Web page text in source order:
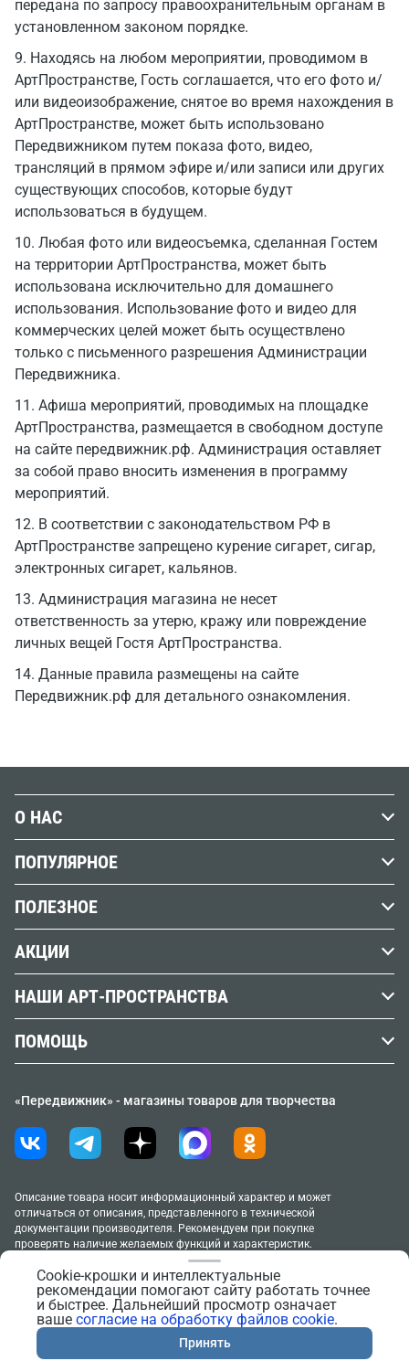
передана по запросу правоохранительным органам в
установленном законом порядке.
9. Находясь на любом мероприятии, проводимом в
АртПространстве, Гость соглашается, что его фото и/
или видеоизображение, снятое во время нахождения в
АртПространстве, может быть использовано
Передвижником путем показа фото, видео,
трансляций в прямом эфире и/или записи или других
существующих способов, которые будут
использоваться в будущем.
10. Любая фото или видеосъемка, сделанная Гостем
на территории АртПространства, может быть
использована исключительно для домашнего
использования. Использование фото и видео для
коммерческих целей может быть осуществлено
только с письменного разрешения Администрации
Передвижника.
11. Афиша мероприятий, проводимых на площадке
АртПространства, размещается в свободном доступе
на сайте передвижник.рф. Администрация оставляет
за собой право вносить изменения в программу
мероприятий.
12. В соответствии с законодательством РФ в
АртПространстве запрещено курение сигарет, сигар,
электронных сигарет, кальянов.
13. Администрация магазина не несет
ответственность за утерю, кражу или повреждение
личных вещей Гостя АртПространства.
14. Данные правила размещены на сайте
Передвижник.рф для детального ознакомления.
«Передвижник» - магазины товаров для творчества
О НАС
Наши магазины
Бренды
Вакансии
Наши реквизиты
Юридическим лицам
Контакты
ПОПУЛЯРНОЕ
Краски
Кисти
Холст
Бумага
Гипс
ПОЛЕЗНОЕ
Вопросы и ответы
Словарь художника
Учебные заведения
АКЦИИ
Клубная карта
Акции и спецпредложения
ТОВАР МЕСЯЦА
Распродажа
Правила клубной программы
НАШИ АРТ-ПРОСТРАНСТВА
Москва, м. Курская (Винзавод)
Москва, м. Речной вокзал
Новосибирск, м. Площадь Ленина
Санкт-Петербург, м. Черная речка
Аренда под свое мероприятие
Москва, м. Курская (Винзавод)
Москва, м. Маяковская/Новослободская
Новосибирск, м. Площадь Ленина
Тестирование материалов
ПОМОЩЬ
Способы оплаты
Возврат и обмен товара
Политика в отношении обработки персональных
данных
Согласие на обработку персональных данных
Согласие на обработку файлов cookie
Правила поведения в АртПространствах
Описание товара носит информационный характер и может
отличаться от описания, представленного в технической
документации производителя. Рекомендуем при покупке
проверять наличие желаемых функций и характеристик.
2005–2026 «Передвижник»
Сайт сделан вProgressive Media
Cookie-крошки и интеллектуальные
рекомендации помогают сайту работать точнее
и быстрее. Дальнейший просмотр означает
вашесогласие на обработку файлов cookie.
Принять